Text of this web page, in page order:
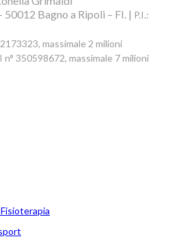
Bagno a Ripoli – FI. | P.I.:
massimale 2 milioni
350598672, massimale 7 milioni